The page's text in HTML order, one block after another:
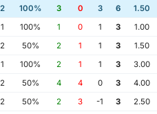
2 100% 3 0 3 6
1.50
1 100% 1 0 1 3
1.00
2 50% 2 1 1 3
1.50
1 100% 2 1 1 3
3.00
2 50% 4 4 0 3
4.00
2 50% 2 3 -1 3
2.50